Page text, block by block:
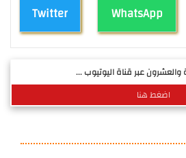
Twitter WhatsApp
والعشرون عبر قناة اليوتيوب ...
اضغط هنا